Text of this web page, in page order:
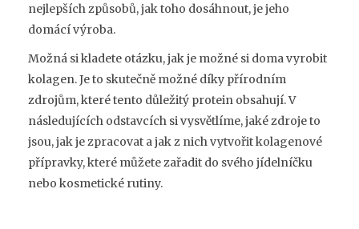
nejlepších způsobů, jak toho dosáhnout, je jeho
domácí výroba.
Možná si kladete otázku, jak je možné si doma vyrobit
kolagen. Je to skutečně možné díky přírodním
zdrojům, které tento důležitý protein obsahují. V
následujících odstavcích si vysvětlíme, jaké zdroje to
jsou, jak je zpracovat a jak z nich vytvořit kolagenové
přípravky, které můžete zařadit do svého jídelníčku
nebo kosmetické rutiny.